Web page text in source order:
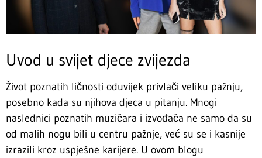
Uvod u svijet djece zvijezda
Život poznatih ličnosti oduvijek privlači veliku pažnju,
posebno kada su njihova djeca u pitanju. Mnogi
naslednici poznatih muzičara i izvođača ne samo da su
od malih nogu bili u centru pažnje, već su se i kasnije
izrazili kroz uspješne karijere. U ovom blogu